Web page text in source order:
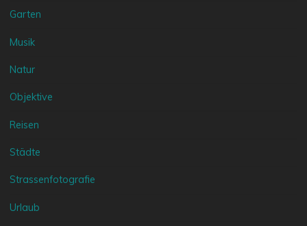
Garten
Musik
Natur
Objektive
Reisen
Städte
Strassenfotografie
Urlaub